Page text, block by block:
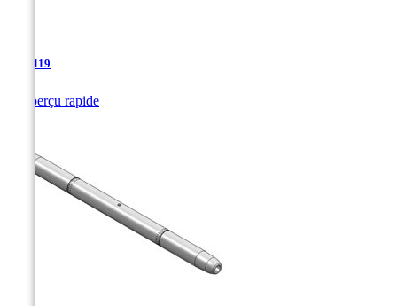
TJA-119
Aperçu rapide